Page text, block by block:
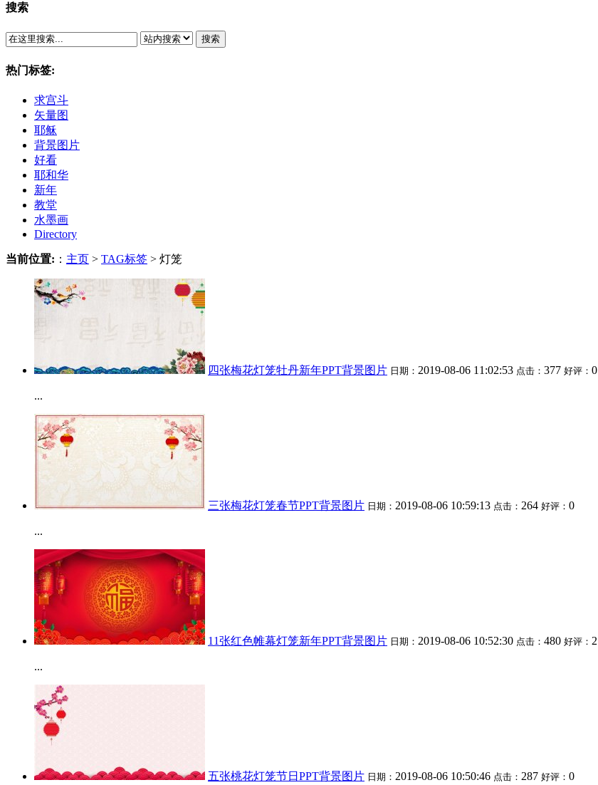
搜索
搜索
热门标签:
求宫斗
矢量图
耶稣
背景图片
好看
耶和华
新年
教堂
水墨画
Directory
当前位置: ： 主页 > TAG标签 > 灯笼
四张梅花灯笼牡丹新年PPT背景图片 日期： 2019-08-06 11:02:53 点击： 377 好评： 0
...
三张梅花灯笼春节PPT背景图片 日期： 2019-08-06 10:59:13 点击： 264 好评： 0
...
11张红色帷幕灯笼新年PPT背景图片 日期： 2019-08-06 10:52:30 点击： 480 好评： 2
...
五张桃花灯笼节日PPT背景图片 日期： 2019-08-06 10:50:46 点击： 287 好评： 0